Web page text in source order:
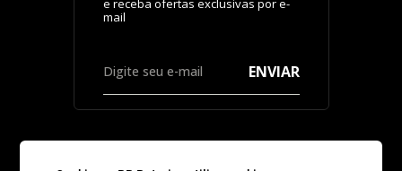
ENVIAR